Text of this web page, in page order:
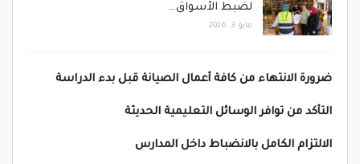
لضبط الأسواق…
مايو 3, 2026
ضرورة الانتهاء من كافة أعمال الصيانة قبل بدء الدراسة
التأكد من توافر الوسائل التعليمية الحديثة
الالتزام الكامل بالانضباط داخل المدارس